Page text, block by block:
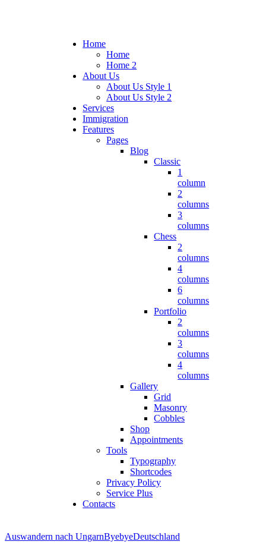
Home
Home
Home 2
About Us
About Us Style 1
About Us Style 2
Services
Immigration
Features
Pages
Blog
Classic
1
column
2
columns
3
columns
Chess
2
columns
4
columns
6
columns
Portfolio
2
columns
3
columns
4
columns
Gallery
Grid
Masonry
Cobbles
Shop
Appointments
Tools
Typography
Shortcodes
Privacy Policy
Service Plus
Contacts
Auswandern nach UngarnByebyeDeutschland